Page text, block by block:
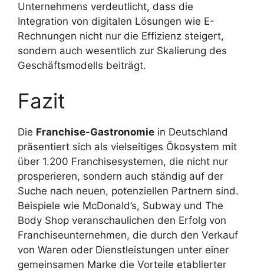
Unternehmens verdeutlicht, dass die
Integration von digitalen Lösungen wie E-
Rechnungen nicht nur die Effizienz steigert,
sondern auch wesentlich zur Skalierung des
Geschäftsmodells beiträgt.
Fazit
Die Franchise-Gastronomie in Deutschland
präsentiert sich als vielseitiges Ökosystem mit
über 1.200 Franchisesystemen, die nicht nur
prosperieren, sondern auch ständig auf der
Suche nach neuen, potenziellen Partnern sind.
Beispiele wie McDonald’s, Subway und The
Body Shop veranschaulichen den Erfolg von
Franchiseunternehmen, die durch den Verkauf
von Waren oder Dienstleistungen unter einer
gemeinsamen Marke die Vorteile etablierter